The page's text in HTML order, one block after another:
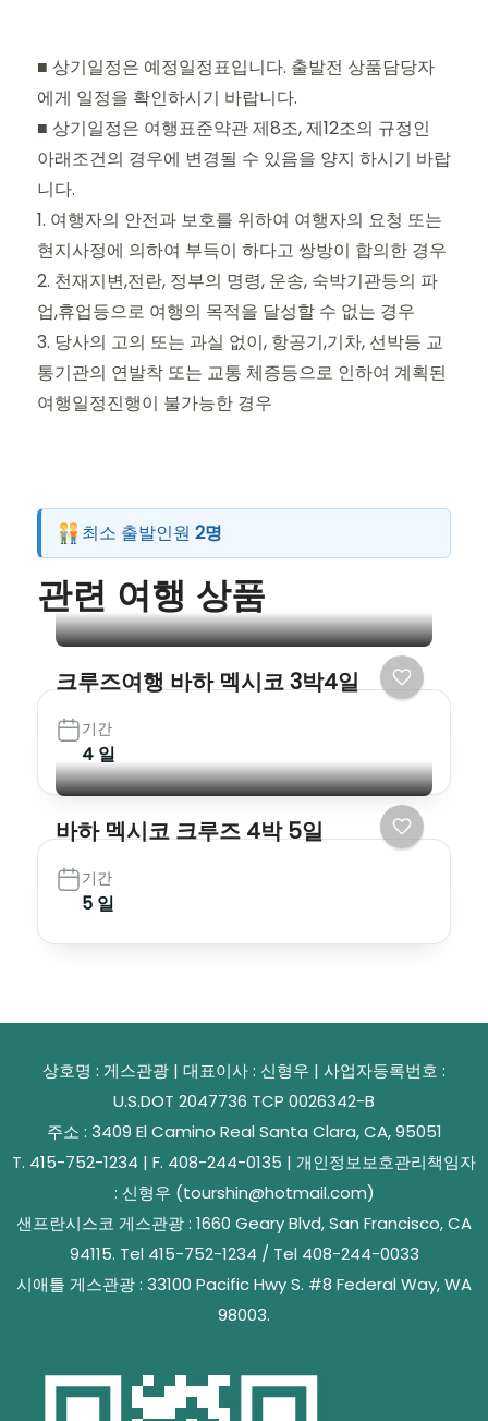
■ 상기일정은 예정일정표입니다. 출발전 상품담당자
에게 일정을 확인하시기 바랍니다.
■ 상기일정은 여행표준약관 제8조, 제12조의 규정인
아래조건의 경우에 변경될 수 있음을 양지 하시기 바랍
니다.
1. 여행자의 안전과 보호를 위하여 여행자의 요청 또는
현지사정에 의하여 부득이 하다고 쌍방이 합의한 경우
2. 천재지변,전란, 정부의 명령, 운송, 숙박기관등의 파
업,휴업등으로 여행의 목적을 달성할 수 없는 경우
3. 당사의 고의 또는 과실 없이, 항공기,기차, 선박등 교
통기관의 연발착 또는 교통 체증등으로 인하여 계획된
여행일정진행이 불가능한 경우
최소 출발인원 2명
관련 여행 상품
크루즈여행 바하 멕시코 3박4일
기간
4 일
바하 멕시코 크루즈 4박 5일
기간
5 일
상호명 : 게스관광 | 대표이사 : 신형우 | 사업자등록번호 :
U.S.DOT 2047736 TCP 0026342-B
주소 : 3409 El Camino Real Santa Clara, CA, 95051
T. 415-752-1234 | F. 408-244-0135 | 개인정보보호관리책임자
: 신형우 (tourshin@hotmail.com)
샌프란시스코 게스관광 : 1660 Geary Blvd, San Francisco, CA
94115. Tel 415-752-1234 / Tel 408-244-0033
시애틀 게스관광 : 33100 Pacific Hwy S. #8 Federal Way, WA
98003.